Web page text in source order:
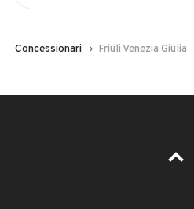
Concessionari Friuli Venezia Giulia